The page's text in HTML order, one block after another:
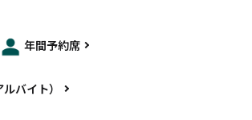
年間予約席
バイト）